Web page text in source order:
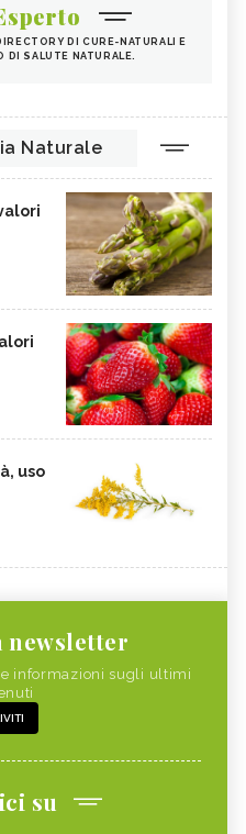
DI CURE-NATURALI E
DI SALUTE NATURALE.
Naturale
uso
informazioni sugli ultimi
su